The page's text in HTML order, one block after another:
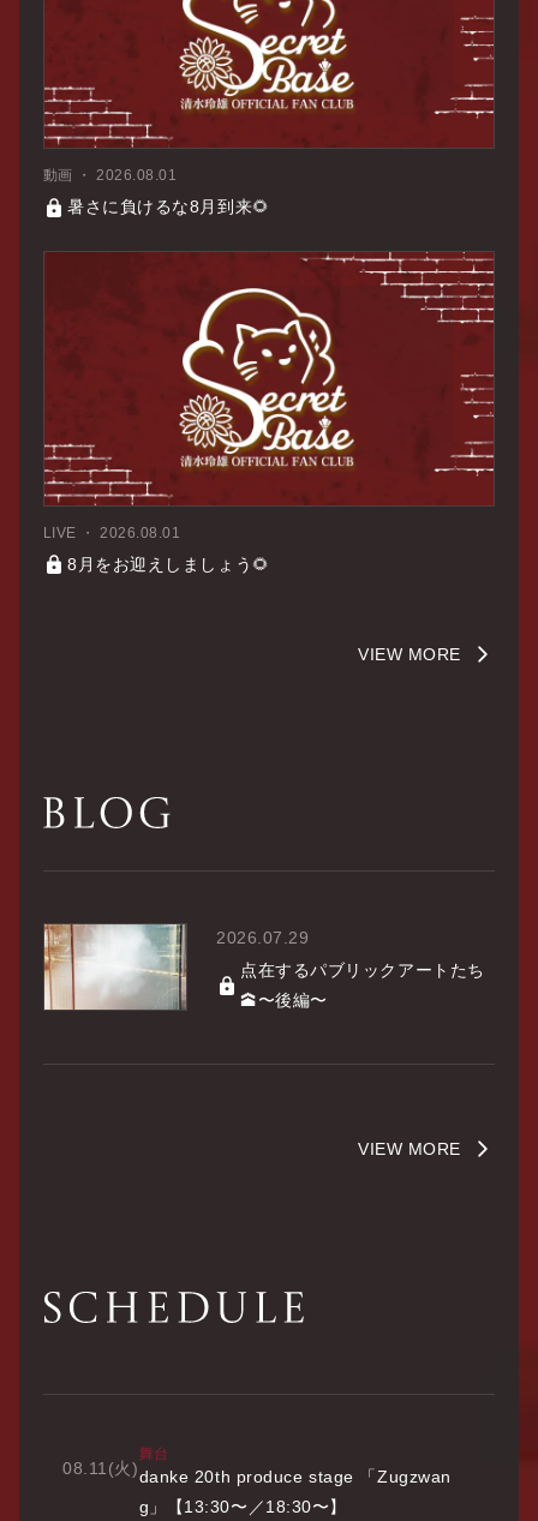
動画 2026.08.01
暑さに負けるな8月到来🌻
LIVE 2026.08.01
8月をお迎えしましょう🌻
VIEW MORE
2026.07.29
点在するパブリックアートたち
🕋〜後編〜
VIEW MORE
08.11 (火)
舞台
danke 20th produce stage 「Zugzwan
g」【13:30〜／18:30〜】